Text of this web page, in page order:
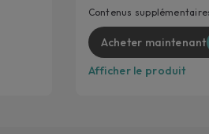
Classe D
Classe E
Contenus
Acheter maintenant
Afficher le produit